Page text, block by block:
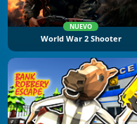
NUEVO
World War 2 Shooter